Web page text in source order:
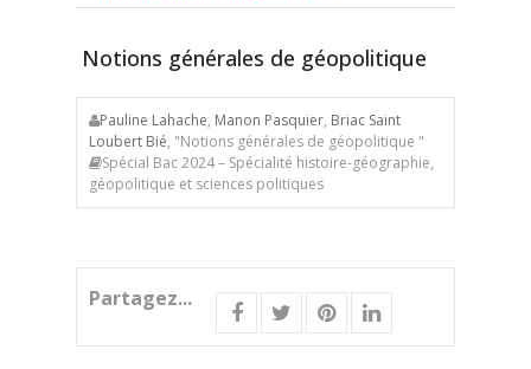
Notions générales de géopolitique
Pauline Lahache, Manon Pasquier, Briac Saint
Loubert Bié, "Notions générales de géopolitique "
Spécial Bac 2024 – Spécialité histoire-géographie,
géopolitique et sciences politiques
Partagez...